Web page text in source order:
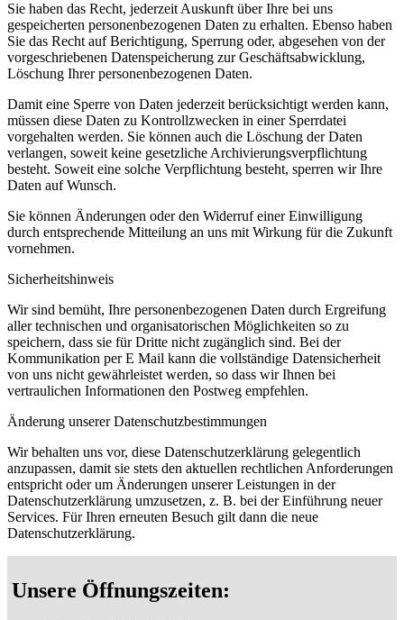
Sie haben das Recht, jederzeit Auskunft über Ihre bei uns
gespeicherten personenbezogenen Daten zu erhalten. Ebenso haben
Sie das Recht auf Berichtigung, Sperrung oder, abgesehen von der
vorgeschriebenen Datenspeicherung zur Geschäftsabwicklung,
Löschung Ihrer personenbezogenen Daten.
Damit eine Sperre von Daten jederzeit berücksichtigt werden kann,
müssen diese Daten zu Kontrollzwecken in einer Sperrdatei
vorgehalten werden. Sie können auch die Löschung der Daten
verlangen, soweit keine gesetzliche Archivierungsverpflichtung
besteht. Soweit eine solche Verpflichtung besteht, sperren wir Ihre
Daten auf Wunsch.
Sie können Änderungen oder den Widerruf einer Einwilligung
durch entsprechende Mitteilung an uns mit Wirkung für die Zukunft
vornehmen.
Sicherheitshinweis
Wir sind bemüht, Ihre personenbezogenen Daten durch Ergreifung
aller technischen und organisatorischen Möglichkeiten so zu
speichern, dass sie für Dritte nicht zugänglich sind. Bei der
Kommunikation per E Mail kann die vollständige Datensicherheit
von uns nicht gewährleistet werden, so dass wir Ihnen bei
vertraulichen Informationen den Postweg empfehlen.
Änderung unserer Datenschutzbestimmungen
Wir behalten uns vor, diese Datenschutzerklärung gelegentlich
anzupassen, damit sie stets den aktuellen rechtlichen Anforderungen
entspricht oder um Änderungen unserer Leistungen in der
Datenschutzerklärung umzusetzen, z. B. bei der Einführung neuer
Services. Für Ihren erneuten Besuch gilt dann die neue
Datenschutzerklärung.
Unsere Öffnungszeiten: